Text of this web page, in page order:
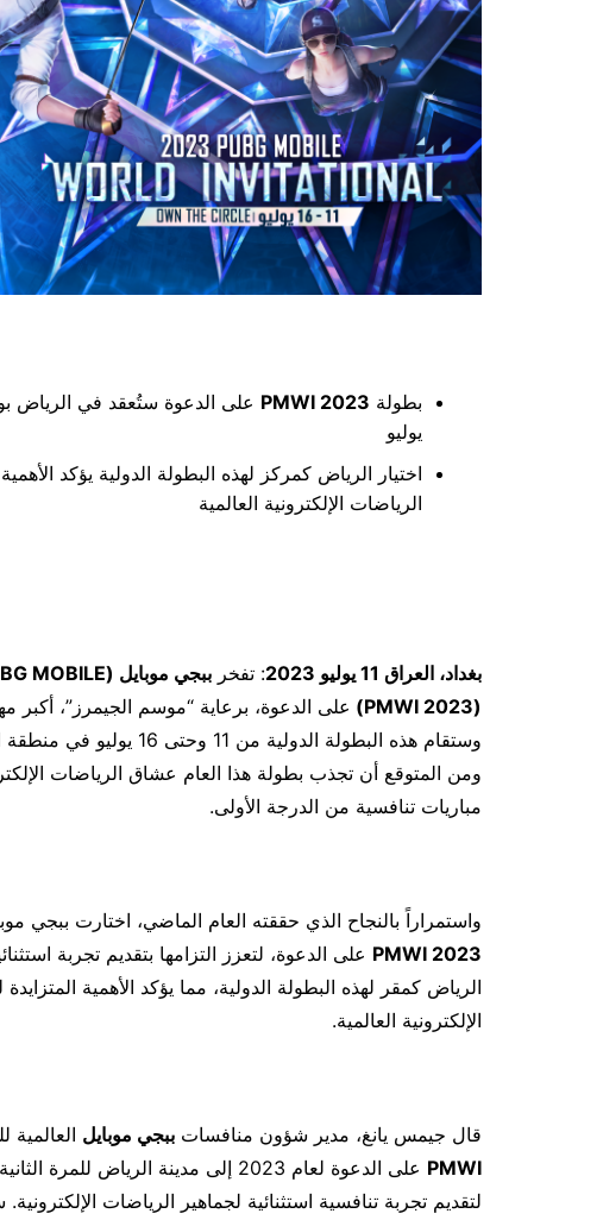
بطولة 2023 PMWI
يوليو
اختيار الرياض كمركز لهذه البطولة الدولية يؤكد
الرياضات الإلكترونية العالمية
بغداد، العراق 11 يوليو 2023 : تفخر ببجي موبايل (MOBILE
(2023 PMWI)
على الدعوة، برعاية “موسم الجيمرز”، أكبر
وستقام هذه البطولة
ومن المتوقع أن تجذب بطولة هذا العام عشاق الرياضات
مباريات تنافسية من الدرجة الأولى.
واستمراراً بالنجاح الذي حققته العام الماضي، اختارت
2023 PMWI
على الدعوة، لتعزز التزامها بتقديم تجربة
الرياض كمقر لهذه البطولة الدولية، مما يؤكد الأهمية
الإلكترونية العالمية.
قال جيمس يانغ، مدير شؤون منافسات ببجي موبايل العالمية
PMWI
على الدعوة لعام 2023 إلى مدينة
لتقديم تجربة تنافسية استثنائية لجماهير الرياضات